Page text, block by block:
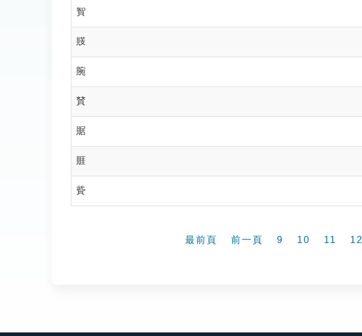
䝷
䝸
䝹
䝺
䝻
䝽
䝾
最前頁 前一頁 9 10 11 12